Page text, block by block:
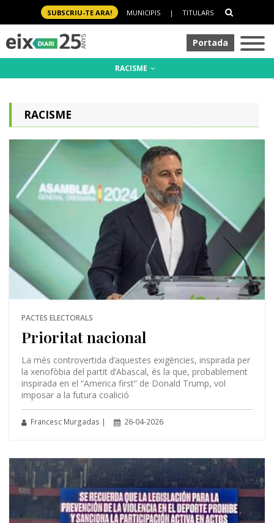
SUBSCRIU-TE ARA! MUNICIPIS | TITULARS
Portada
RACISME
RACISME
PACTES ELECTORALS
Prioritat nacional
La més controvertida d’aquestes exigències, inspirada per
la xenofòbia del partit d’Abascal, és la que, probablement
inspirada en el “America first” de Donald Trump, vol
imposar a la futura coalició
Francesc Murgadas | 26-04-2026